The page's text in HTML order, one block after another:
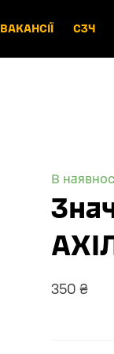
ВАКАНСІЇ СЗЧ
В
350 ₴